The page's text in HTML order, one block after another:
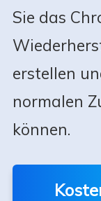
Sie das
erstellen
normalen
können.